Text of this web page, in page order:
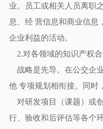
业。员工或相关人员离职
息、经 营信息和商业信息
企业利益的活动。
2.对各领域的知识产权
战略是先导。在公交企
他 专项规划相衔接。同时
对研发项目（课题）或
行、验收和后评估等各个